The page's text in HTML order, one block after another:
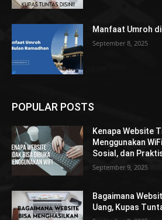
Manfaat Umroh
September 8, 2025
POPULAR POSTS
Kenapa Website
Menggunakan
Sosial, dan
September 9, 2025
Bagaimana
Uang, Kupas